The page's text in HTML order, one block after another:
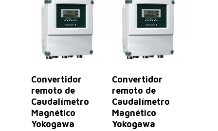
Convertidor
remoto de
Caudalímetro
Magnético
Yokogawa
Convertidor
remoto de
Caudalímetro
Magnético
Yokogawa